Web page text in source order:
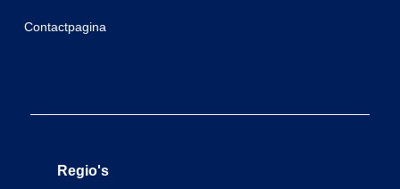
Contactpagina
Regio's